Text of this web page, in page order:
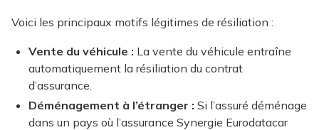
Voici les principaux motifs légitimes de résiliation :
Vente du véhicule : La vente du véhicule entraîne
automatiquement la résiliation du contrat
d’assurance.
Déménagement à l’étranger : Si l’assuré déménage
dans un pays où l’assurance Synergie Eurodatacar